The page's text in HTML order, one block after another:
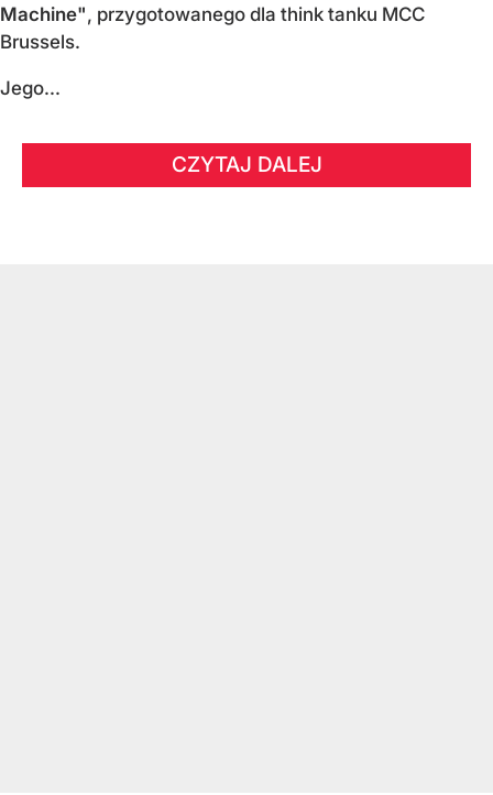
Machine", przygotowanego dla think tanku MCC
Brussels.
Jego...
CZYTAJ DALEJ